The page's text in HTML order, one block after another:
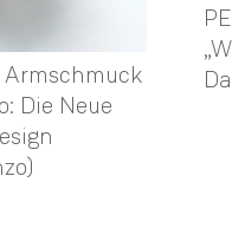
Armschmuck
Die Neue